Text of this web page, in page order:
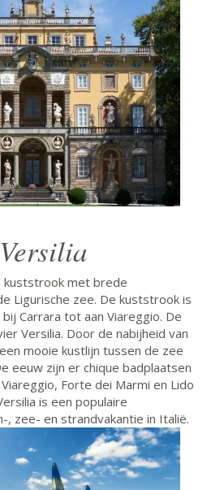
kuststrook met brede
Ligurische zee. De kuststrook is
Carrara tot aan Viareggio. De
Versilia. Door de nabijheid van
mooie kustlijn tussen de zee
eeuw zijn er chique badplaatsen
Forte dei Marmi en Lido
is een populaire
zee- en strandvakantie in Italië.